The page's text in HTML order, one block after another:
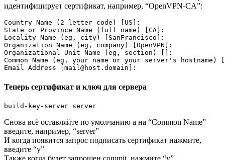
идентифицирует сертификат, например, “OpenVPN-CA”:
Country Name (2 letter code) [US]:
State or Province Name (full name) [CA]:
Locality Name (eg, city) [SanFrancisco]:
Organization Name (eg, company) [OpenVPN]:
Organizational Unit Name (eg, section) []:
Common Name (eg, your name or your server's hostname)
Теперь сертификат и ключ для сервера
Снова всё оставляйте по умолчанию а на “Common Name”
введите, например, “server”
И когда появится запрос подписать сертификат нажмите,
введите “y”
Также когда будет запрошен commit, нажмите “y”.